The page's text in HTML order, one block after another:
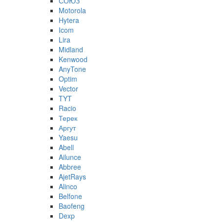
Motorola
Hytera
Icom
Lira
Midland
Kenwood
AnyTone
Optim
Vector
TYT
Racio
Терек
Аргут
Yaesu
Abell
Ailunce
Abbree
AjetRays
Alinco
Belfone
Baofeng
Dexp